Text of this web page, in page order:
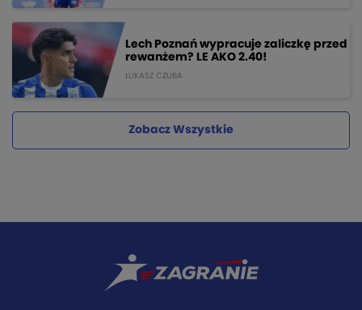
Lech Poznań wypracuje zaliczkę przed
rewanżem? LE AKO 2.40!
ŁUKASZ CZUBA
Zobacz Wszystkie